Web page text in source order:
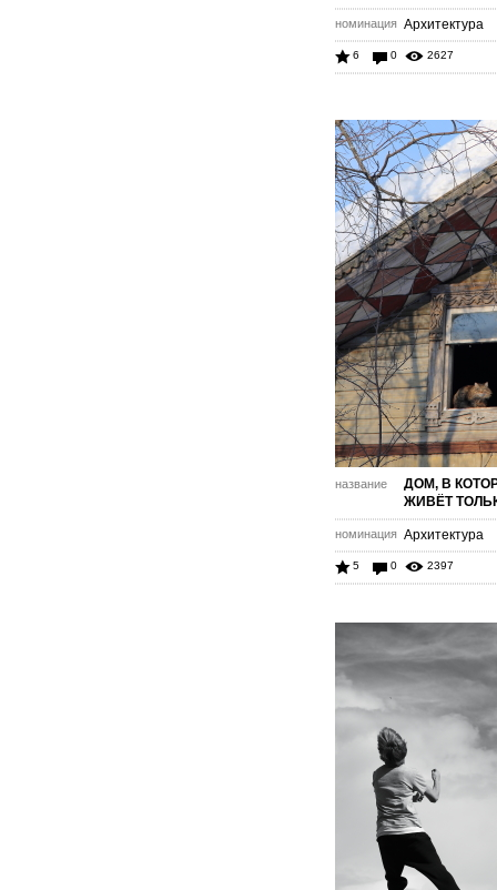
номинация Архитектура
6 0 2627
название
ДОМ, В
ЖИВЁТ
номинация Архитектура
5 0 2397